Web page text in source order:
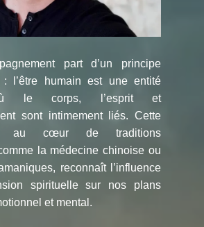
part d’un principe
: l’être humain est une entité
le corps, l’esprit et
sont intimement liés. Cette
au cœur de traditions
la médecine chinoise ou
reconnaît l’influence
spirituelle sur nos plans
et mental.